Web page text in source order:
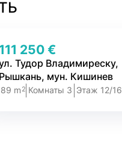
111 250 €
Тудор Владимиреску,
Рышкань, мун. Кишинев
89 m 2 Комнаты 3 Этаж 12/16